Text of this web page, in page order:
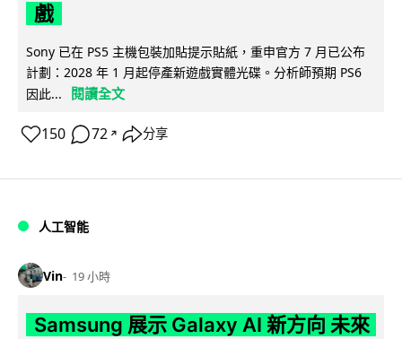
戲
Sony 已在 PS5 主機包裝加貼提示貼紙，重申官方 7 月已公布
計劃：2028 年 1 月起停產新遊戲實體光碟。分析師預期 PS6
因此...
閱讀全文
150 72 ↗ 分享
人工智能
Vin 19 小時
Samsung 展示 Galaxy AI 新方向 未來